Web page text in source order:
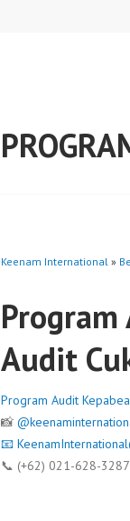
Keenam International »
Program
Audit
Program Audit
📸
📧
📞 (+62) 021-628-